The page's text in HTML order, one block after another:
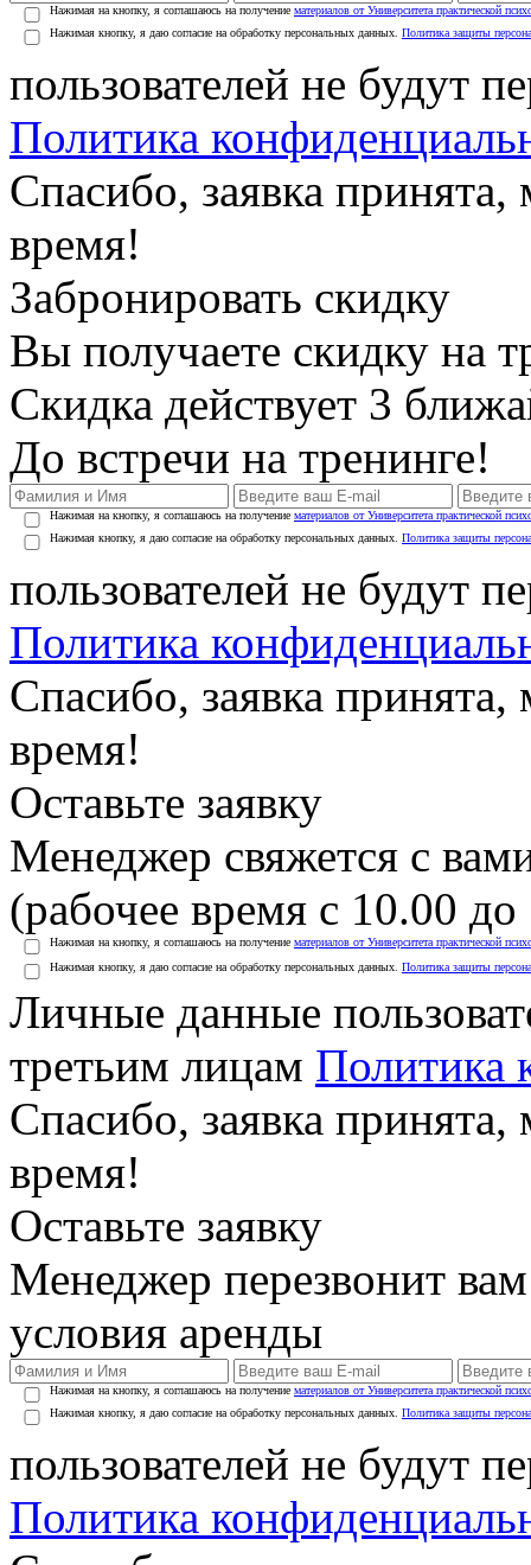
Нажимая на кнопку, я соглашаюсь на получение материалов от Университета практической
Нажимая кнопку, я даю согласие на обработку персональных данных. Политика защиты
пользователей не будут
Политика
Спасибо, заявка
время!
Забронировать скидку
Вы получаете скидку на
Скидка действует 3
До встречи на тренинге!
Нажимая на кнопку, я соглашаюсь на получение материалов от Университета практической
Нажимая кнопку, я даю согласие на обработку персональных данных. Политика защиты
пользователей не будут
Политика
Спасибо, заявка
время!
Оставьте заявку
Менеджер свяжется с
(рабочее время с 10.00
Нажимая на кнопку, я соглашаюсь на получение материалов от Университета практической
Нажимая кнопку, я даю согласие на обработку персональных данных. Политика защиты
Личные данные
третьим лицам Политика
Спасибо, заявка
время!
Оставьте заявку
Менеджер перезвонит
условия аренды
Нажимая на кнопку, я соглашаюсь на получение материалов от Университета практической
Нажимая кнопку, я даю согласие на обработку персональных данных. Политика защиты
пользователей не будут
Политика